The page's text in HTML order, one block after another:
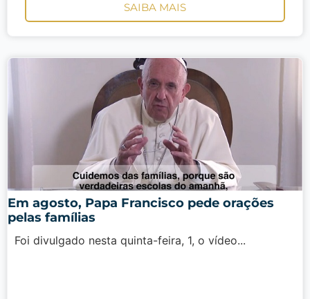
SAIBA MAIS
Em agosto, Papa Francisco pede orações
pelas famílias
Foi divulgado nesta quinta-feira, 1, o vídeo...